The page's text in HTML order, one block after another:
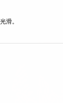
滑。